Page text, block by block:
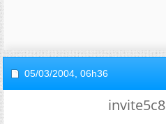
05/03/2004, 06h36